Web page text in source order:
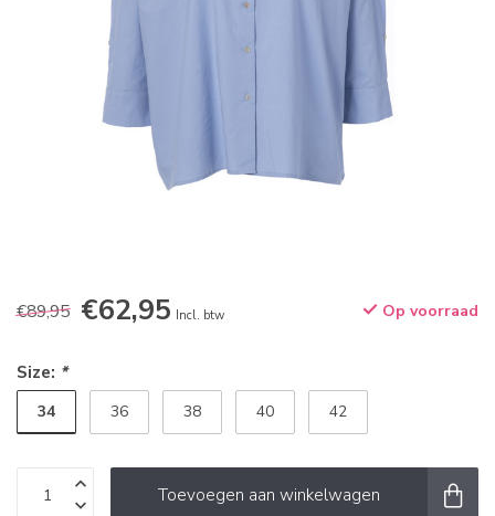
€89,95 €62,95 Incl. btw Op voorraad
Size: *
34 36 38 40 42
Toevoegen aan winkelwagen